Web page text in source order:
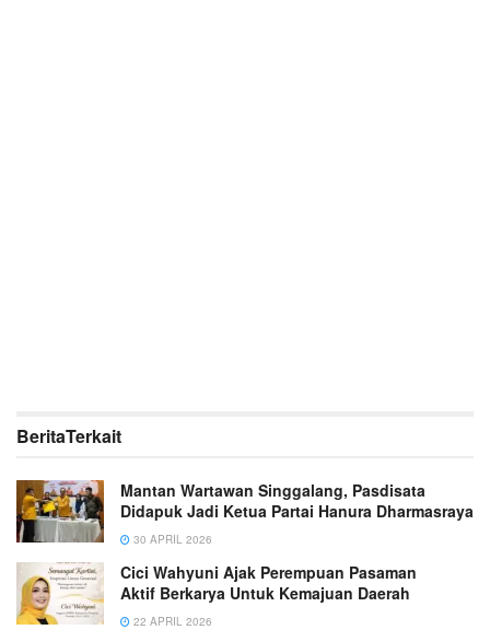
BeritaTerkait
Mantan Wartawan Singgalang, Pasdisata
Didapuk Jadi Ketua Partai Hanura Dharmasraya
30 APRIL 2026
Cici Wahyuni Ajak Perempuan Pasaman
Aktif Berkarya Untuk Kemajuan Daerah
22 APRIL 2026